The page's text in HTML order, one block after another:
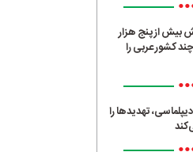
بیش از پنج هزار
کشور عربی را
تهدیدها را